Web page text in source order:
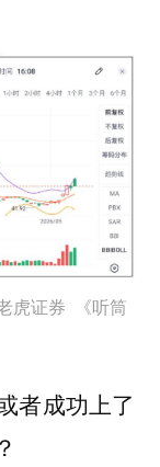
虎证券 《听筒
者成功上了